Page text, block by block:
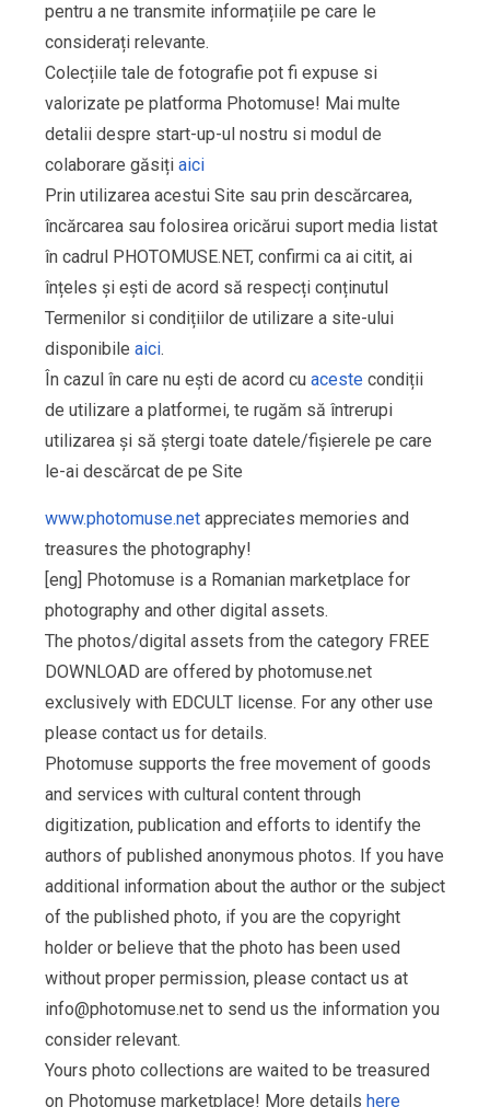
pentru a ne transmite informațiile pe care le
considerați relevante.
Colecțiile tale de fotografie pot fi expuse si
valorizate pe platforma Photomuse! Mai multe
detalii despre start-up-ul nostru si modul de
colaborare găsiți aici
Prin utilizarea acestui Site sau prin descărcarea,
încărcarea sau folosirea oricărui suport media listat
în cadrul PHOTOMUSE.NET, confirmi ca ai citit, ai
înțeles și ești de acord să respecți conținutul
Termenilor si condițiilor de utilizare a site-ului
disponibile aici.
În cazul în care nu ești de acord cu aceste condiții
de utilizare a platformei, te rugăm să întrerupi
utilizarea și să ștergi toate datele/fișierele pe care
le-ai descărcat de pe Site
www.photomuse.net appreciates memories and
treasures the photography!
[eng] Photomuse is a Romanian marketplace for
photography and other digital assets.
The photos/digital assets from the category FREE
DOWNLOAD are offered by photomuse.net
exclusively with EDCULT license. For any other use
please contact us for details.
Photomuse supports the free movement of goods
and services with cultural content through
digitization, publication and efforts to identify the
authors of published anonymous photos. If you have
additional information about the author or the subject
of the published photo, if you are the copyright
holder or believe that the photo has been used
without proper permission, please contact us at
info@photomuse.net to send us the information you
consider relevant.
Yours photo collections are waited to be treasured
on Photomuse marketplace! More details here